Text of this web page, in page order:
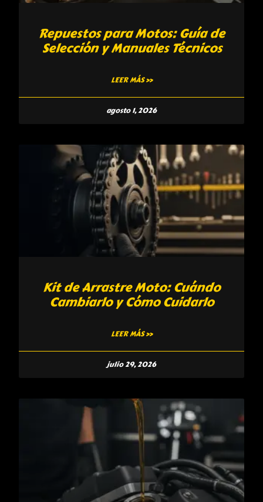
Repuestos para Motos: Guía de
Selección y Manuales Técnicos
LEER MÁS »
agosto 1, 2026
Kit de Arrastre Moto: Cuándo
Cambiarlo y Cómo Cuidarlo
LEER MÁS »
julio 29, 2026